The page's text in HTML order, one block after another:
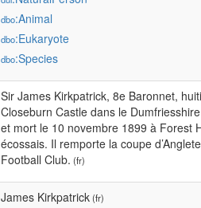
dbo:Animal
dbo:Eukaryote
dbo:Species
Sir James Kirkpatrick, 8e Baronnet,
Closeburn Castle dans le
et mort le 10 novembre 1899 à Forest
écossais. Il remporte la coupe
Football Club. (fr)
James Kirkpatrick(fr)